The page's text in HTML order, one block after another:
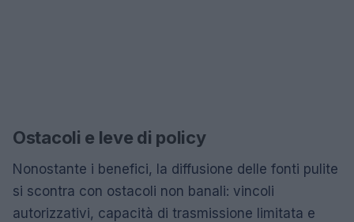
Ostacoli e leve di policy
Nonostante i benefici, la diffusione delle fonti pulite
si scontra con ostacoli non banali: vincoli
autorizzativi, capacità di trasmissione limitata e